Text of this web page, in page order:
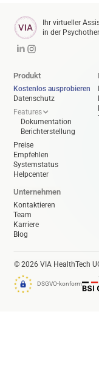
Ihr virtueller
in der
Produkt
Kostenlos ausprobieren
Datenschutz
Features
Dokumentation
Berichterstellung
Preise
Empfehlen
Systemstatus
Helpcenter
Unternehmen
Kontaktieren
Team
Karriere
Blog
© 2026 VIA HealthTech
DSGVO-konform